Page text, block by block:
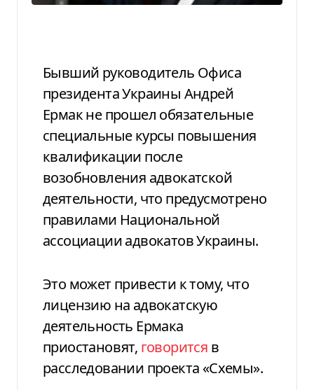
Бывший руководитель Офиса
президента Украины Андрей
Ермак не прошел обязательные
специальные курсы повышения
квалификации после
возобновления адвокатской
деятельности, что предусмотрено
правилами Национальной
ассоциации адвокатов Украины.
Это может привести к тому, что
лицензию на адвокатскую
деятельность Ермака
приостановят, говорится в
расследовании проекта «Схемы».